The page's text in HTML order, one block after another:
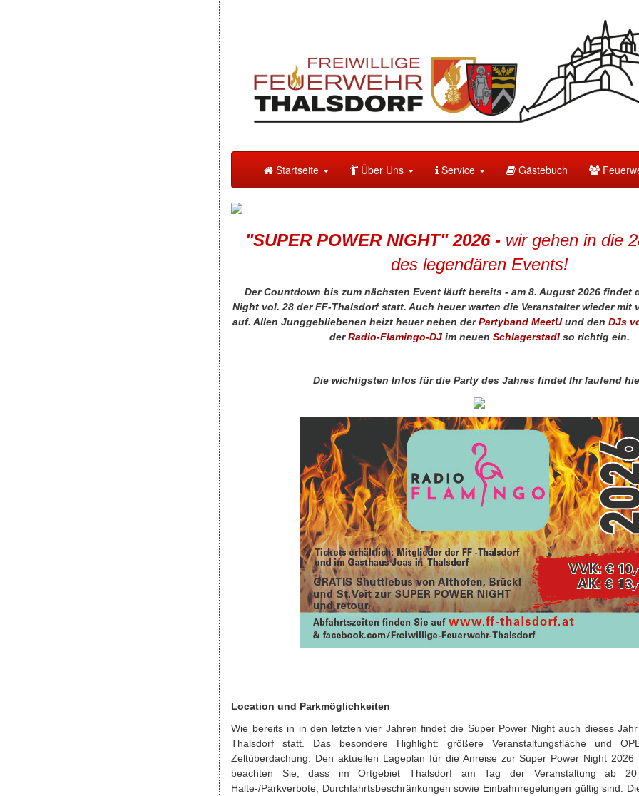
Startseite Über Uns Service Gästebuch
"SUPER POWER NIGHT" 2026 - wir gehen in die
des legendären Events!
Der Countdown bis zum nächsten Event läuft bereits - am 8. August 2026 findet
Night vol. 28 der FF-Thalsdorfstatt. Auch heuer warten die Veranstalterwieder mit
auf. Allen Junggebliebenen heizt heuer neben derPartyband MeetUund den DJs
derRadio-Flamingo-DJim neuen Schlagerstadlso richtig ein.
Die wichtigsten Infos für die Party des Jahres findet Ihr laufend
Location und Parkmöglichkeiten
Wie bereits in in den letzten vier Jahren findet die Super Power Night auch dieses
Thalsdorf statt. Das besondere Highlight: größere Veranstaltungsfläche und
Zeltüberdachung. Den aktuellen Lageplan für die Anreise zur Super Power Night
beachten Sie, dass im OrtgebietThalsdorf am Tag der Veranstaltung ab 20
Halte-/Parkverbote, Durchfahrtsbeschränkungen sowie Einbahnregelungen gültig sind.